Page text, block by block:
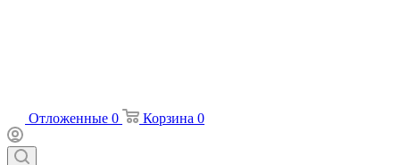
Отложенные 0 Корзина 0